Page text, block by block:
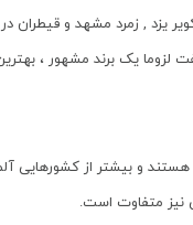
یزد , زمرد مشهد و
یک برند مشهور ،
و بیشتر از کشورهایی
نیز متفاوت است.